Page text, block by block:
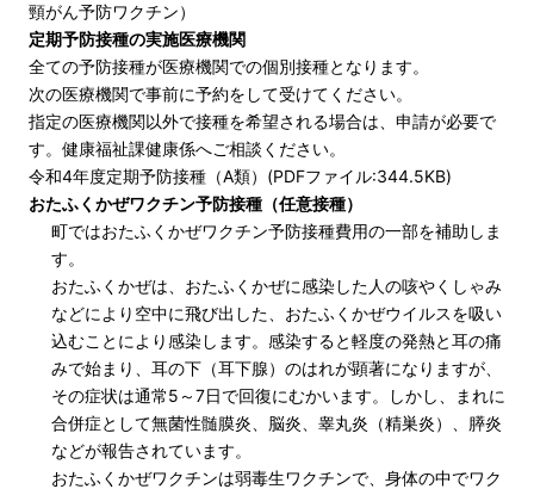
頸がん予防ワクチン）
定期予防接種の実施医療機関
全ての予防接種が医療機関での個別接種となります。
次の医療機関で事前に予約をして受けてください。
指定の医療機関以外で接種を希望される場合は、申請が必要で
す。健康福祉課健康係へご相談ください。
令和4年度定期予防接種（A類）(PDFファイル:344.5KB)
おたふくかぜワクチン予防接種（任意接種）
町ではおたふくかぜワクチン予防接種費用の一部を補助しま
す。
おたふくかぜは、おたふくかぜに感染した人の咳やくしゃみ
などにより空中に飛び出した、おたふくかぜウイルスを吸い
込むことにより感染します。感染すると軽度の発熱と耳の痛
みで始まり、耳の下（耳下腺）のはれが顕著になりますが、
その症状は通常5～7日で回復にむかいます。しかし、まれに
合併症として無菌性髄膜炎、脳炎、睾丸炎（精巣炎）、膵炎
などが報告されています。
おたふくかぜワクチンは弱毒生ワクチンで、身体の中でワク